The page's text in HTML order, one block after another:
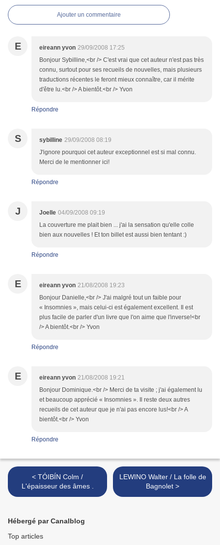
Ajouter un commentaire
E eireann yvon 29/09/2008 17:25
Bonjour Sybilline,<br /> C'est vrai que cet auteur n'est pas très
connu, surtout pour ses recueils de nouvelles, mais plusieurs
traductions récentes le feront mieux connaître, car il mérite
d'être lu.<br /> A bientôt.<br /> Yvon
Répondre
S sybilline 29/09/2008 08:19
J'ignore pourquoi cet auteur exceptionnel est si mal connu.
Merci de le mentionner ici!
Répondre
J Joelle 04/09/2008 09:19
La couverture me plait bien ... j'ai la sensation qu'elle colle
bien aux nouvelles ! Et ton billet est aussi bien tentant :)
Répondre
E eireann yvon 21/08/2008 19:23
Bonjour Danielle,<br /> J'ai malgré tout un faible pour
« Insomnies », mais celui-ci est également excellent. Il est
plus facile de parler d'un livre que l'on aime que l'inverse!<br
/> A bientôt.<br /> Yvon
Répondre
E eireann yvon 21/08/2008 19:21
Bonjour Dominique.<br /> Merci de ta visite ; j'ai également lu
et beaucoup apprécié « Insomnies ». Il reste deux autres
recueils de cet auteur que je n'ai pas encore lus!<br /> A
bientôt.<br /> Yvon
Répondre
< TÓIBÍN Colm /
L'épaisseur des âmes .
LEWINO Walter / La folle de
Bagnolet >
Hébergé par Canalblog
Top articles